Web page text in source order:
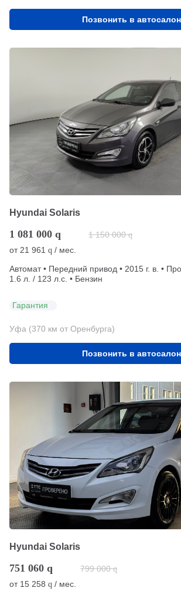
Позвонить в автосалон
Hyundai Solaris
1 081 000 q 1 150 000 q
от 21 961 q / мес.
Автомат • Передний привод • 2015 г. в. •
1.6 л. / 123 л.с. • Бензин
Гарантия
Уфа (370 км от Оренбурга)
Позвонить в автосалон
Hyundai Solaris
751 060 q 799 000 q
от 15 258 q / мес.